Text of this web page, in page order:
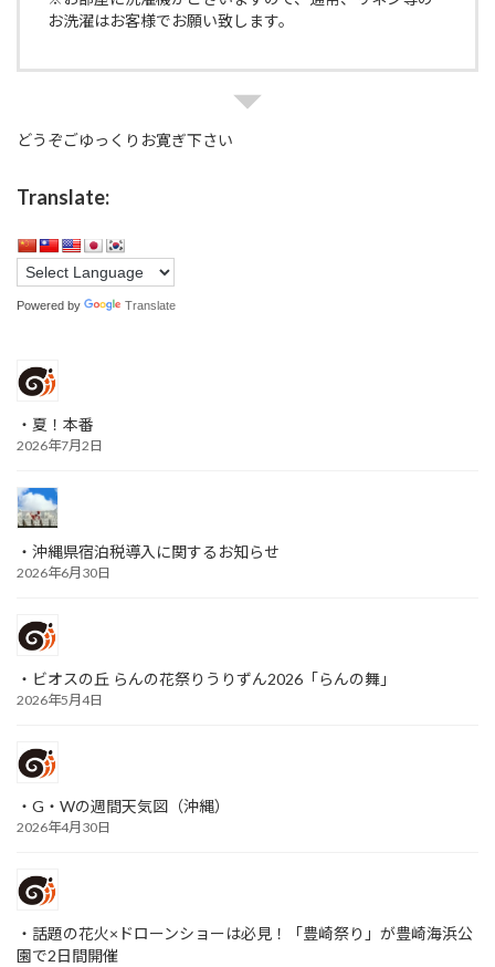
お洗濯はお客様でお願い致します。
どうぞごゆっくりお寛ぎ下さい
Translate:
Powered by Translate
・夏！本番
2026年7月2日
・沖縄県宿泊税導入に関するお知らせ
2026年6月30日
・ビオスの丘 らんの花祭りうりずん2026「らんの舞」
2026年5月4日
・G・Wの週間天気図（沖縄）
2026年4月30日
・話題の花火×ドローンショーは必見！「豊崎祭り」が豊崎海浜公
園で2日間開催